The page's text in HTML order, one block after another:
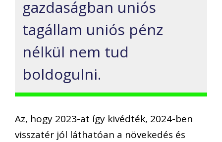
gazdaságban uniós
tagállam uniós pénz
nélkül nem tud
boldogulni.
Az, hogy 2023-at így kivédték, 2024-ben
visszatér jól láthatóan a növekedés és